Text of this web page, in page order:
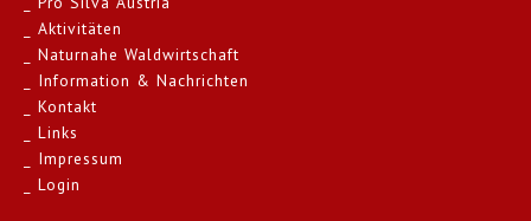
Aktivitäten
Naturnahe Waldwirtschaft
Information & Nachrichten
Kontakt
Links
Impressum
Login